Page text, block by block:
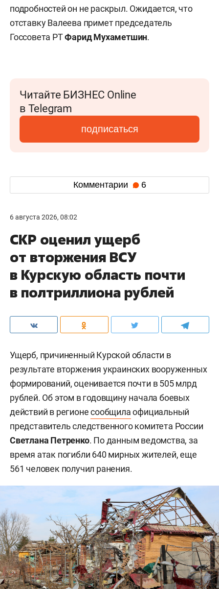
подробностей он не раскрыл. Ожидается, что
отставку Валеева примет председатель
Госсовета РТФарид Мухаметшин.
Читайте БИЗНЕС Online
в Telegram
подписаться
Комментарии 6
6 августа 2026, 08:02
СКР оценил ущерб
от вторжения ВСУ
в Курскую область почти
в полтриллиона рублей
Ущерб, причиненный Курской области в
результате вторжения украинских вооруженных
формирований, оценивается почти в 505 млрд
рублей. Об этом в годовщину начала боевых
действий в регионесообщилаофициальный
представитель следственного комитета России
Светлана Петренко. По данным ведомства, за
время атак погибли 640 мирных жителей, еще
561 человек получил ранения.